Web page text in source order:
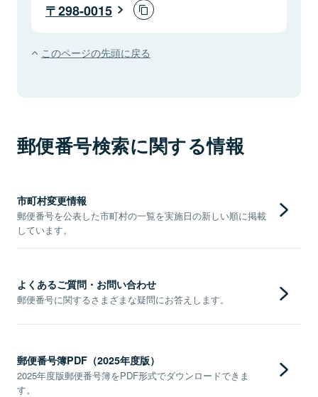
298-0015
このページの先頭に戻る
郵便番号検索に関する情報
市町村変更情報
郵便番号を公表した市町村の一覧を実施日の新しい順に掲載
しています。
よくあるご質問・お問い合わせ
郵便番号に関するさまざまな疑問にお答えします。
郵便番号簿PDF（2025年度版）
2025年度版郵便番号簿をPDF形式でダウンロードできま
す。